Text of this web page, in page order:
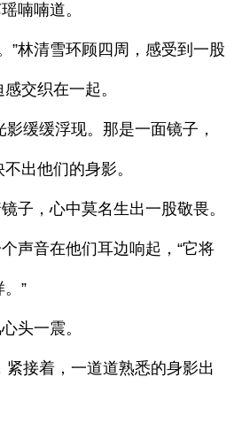
喃喃道。
”林清雪环顾四周，感受到一股
交织在一起。
缓缓浮现。那是一面镜子，
出他们的身影。
，心中莫名生出一股敬畏。
声音在他们耳边响起，“它将
”
头一震。
接着，一道道熟悉的身影出